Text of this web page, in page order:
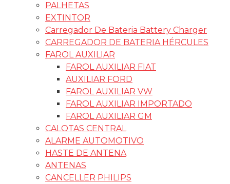
PALHETAS
EXTINTOR
Carregador De Bateria Battery Charger
CARREGADOR DE BATERIA HÉRCULES
FAROL AUXILIAR
FAROL AUXILIAR FIAT
AUXILIAR FORD
FAROL AUXILIAR VW
FAROL AUXILIAR IMPORTADO
FAROL AUXILIAR GM
CALOTAS CENTRAL
ALARME AUTOMOTIVO
HASTE DE ANTENA
ANTENAS
CANCELLER PHILIPS